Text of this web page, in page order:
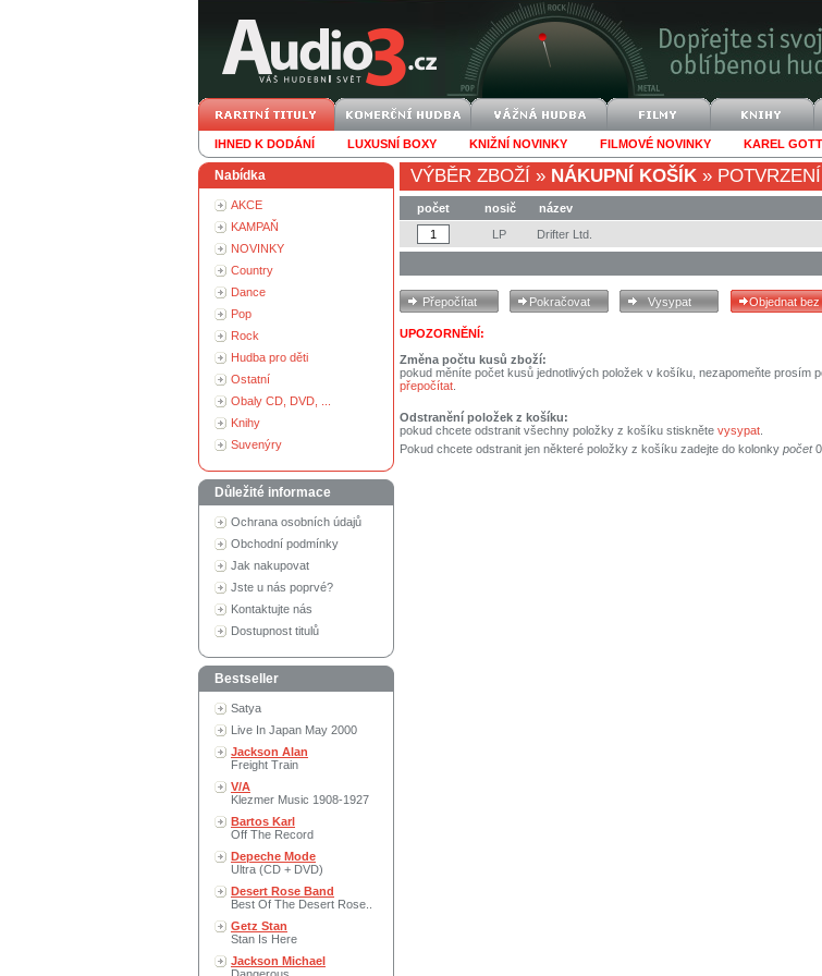
IHNED K DODÁNÍ LUXUSNÍ BOXY KNIŽNÍ NOVINKY FILMOVÉ NOVINKY KAREL GOTT
Nabídka
AKCE
KAMPAŇ
NOVINKY
Country
Dance
Pop
Rock
Hudba pro děti
Ostatní
Obaly CD, DVD, ...
Knihy
Suvenýry
Důležité informace
Ochrana osobních údajů
Obchodní podmínky
Jak nakupovat
Jste u nás poprvé?
Kontaktujte nás
Dostupnost titulů
Bestseller
Satya
Live In Japan May 2000
Jackson Alan
Freight Train
V/A
Klezmer Music 1908-1927
Bartos Karl
Off The Record
Depeche Mode
Ultra (CD + DVD)
Desert Rose Band
Best Of The Desert Rose..
Getz Stan
Stan Is Here
Jackson Michael
VÝBĚR ZBOŽÍ » NÁKUPNÍ KOŠÍK »
počet nosič název
LP
Drifter Ltd.
UPOZORNĚNÍ:
Změna počtu kusů zboží:
pokud měníte počet kusů jednotlivých položek v košíku, nezapomeňte prosím
přepočítat
Odstranění položek z košíku:
pokud chcete odstranit všechny položky z košíku stiskněte vysypat
Pokud chcete odstranit jen některé položky z košíku zadejte do kolonky počet0